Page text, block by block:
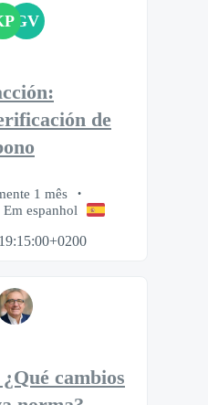
GV
de
1 mês
Em espanhol
cambios